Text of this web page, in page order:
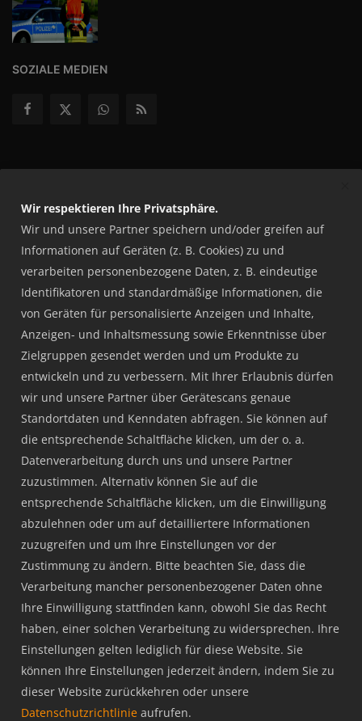
SOZIALE MEDIEN
© 2014–2026 wazesn.de – Alle Rechte vorbehalten. Verwendung
von Inhalten oder Teilen der Webseite ist nur mit schriftlicher
Erlaubnis zulässig.
Nutzungsbedingungen Impressum
Datenschutzerklärung
Kontakt
Wir respektieren Ihre Privatsphäre.
Wir und unsere Partner speichern und/oder greifen auf
Informationen auf Geräten (z. B. Cookies) zu und
verarbeiten personenbezogene Daten, z. B. eindeutige
Identifikatoren und standardmäßige Informationen, die
von Geräten für personalisierte Anzeigen und Inhalte,
Anzeigen- und Inhaltsmessung sowie Erkenntnisse über
Zielgruppen gesendet werden und um Produkte zu
entwickeln und zu verbessern. Mit Ihrer Erlaubnis dürfen
wir und unsere Partner über Gerätescans genaue
Standortdaten und Kenndaten abfragen. Sie können auf
die entsprechende Schaltfläche klicken, um der o. a.
Datenverarbeitung durch uns und unsere Partner
zuzustimmen. Alternativ können Sie auf die
entsprechende Schaltfläche klicken, um die Einwilligung
abzulehnen oder um auf detailliertere Informationen
zuzugreifen und um Ihre Einstellungen vor der
Zustimmung zu ändern. Bitte beachten Sie, dass die
Verarbeitung mancher personenbezogener Daten ohne
Ihre Einwilligung stattfinden kann, obwohl Sie das Recht
haben, einer solchen Verarbeitung zu widersprechen. Ihre
Einstellungen gelten lediglich für diese Website. Sie
können Ihre Einstellungen jederzeit ändern, indem Sie zu
dieser Website zurückkehren oder unsere
Datenschutzrichtlinie aufrufen.